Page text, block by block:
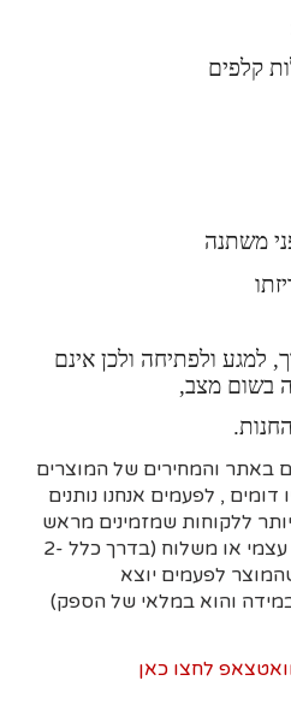
קלפים
משתנה
למגע ולפתיחה ולכן אינם
בשום מצב,
באתר והמחירים של המוצרים
דומים , לפעמים אנחנו נותנים
ללקוחות שמזמינים מראש
דרך האתר וקובעים איסוף עצמי או משלוח (בדרך כלל 2-
לפעמים יוצא
והוא במלאי של הספק)
לחצו כאן